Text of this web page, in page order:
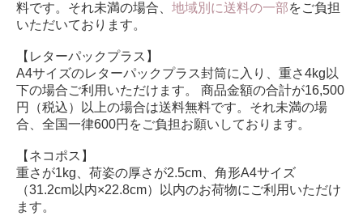
料です。それ未満の場合、 地域別に送料の一部をご負担
いただいております。
【レターパックプラス】
A4サイズのレターパックプラス封筒に入り、重さ4kg以
下の場合ご利用いただけます。 商品金額の合計が16,500
円（税込）以上の場合は送料無料です。それ未満の場
合、全国一律600円をご負担お願いしております。
【ネコポス】
重さが1kg、荷姿の厚さが2.5cm、角形A4サイズ
（31.2cm以内×22.8cm）以内のお荷物にご利用いただけ
ます。